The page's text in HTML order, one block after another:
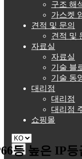
구조 해
가스켓
견적 및 문의
견적 및
자료실
자료실
기술 블
기술 동
대리점
대리점
대리점
쇼핑몰
☰
등 높은 IP